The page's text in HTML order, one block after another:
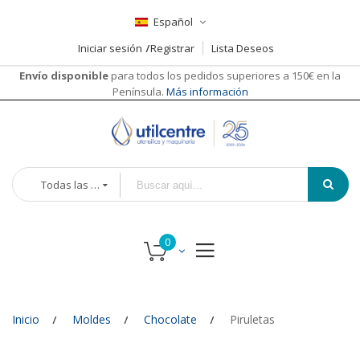
Español
Iniciar sesión
Registrar
Lista Deseos
Envío disponible para todos los pedidos superiores a 150€ en la
Península. Más información
Todas las categorías
Inicio Moldes Chocolate Piruletas